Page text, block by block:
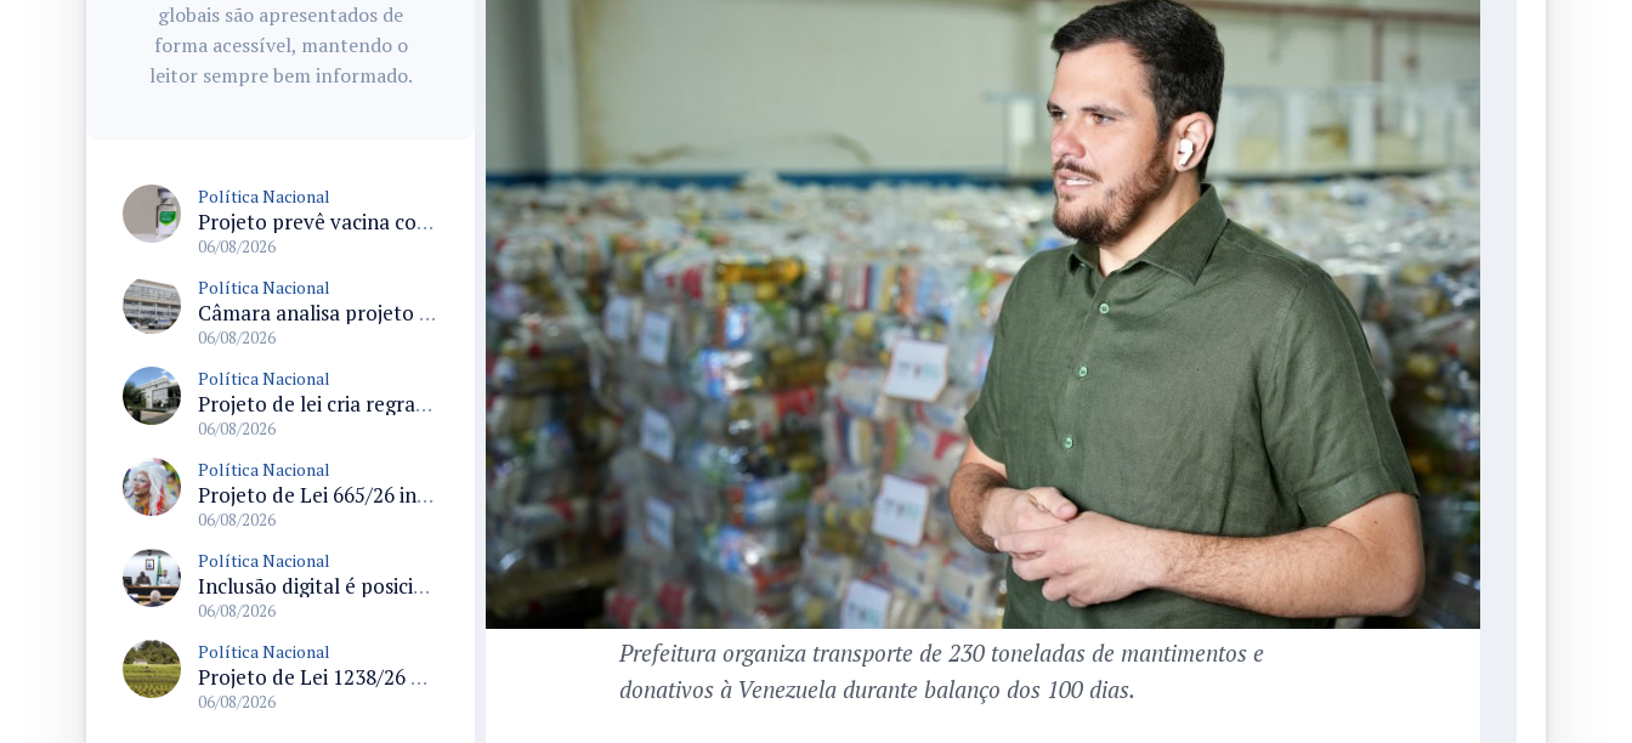
globais são apresentados de
forma acessível, mantendo o
leitor sempre bem informado.
Política Nacional
Projeto prevê vacina contra HPV obrigatória e testes moleculares para rastreamento do câncer do colo do útero
06/08/2026
Política Nacional
Câmara analisa projeto que cria Política Nacional de Qualificação e Valorização da Preceptoria na Residência Médica
06/08/2026
Política Nacional
Projeto de lei cria regras para punir litigância abusiva reversa e integrar sistemas do Judiciário
06/08/2026
Política Nacional
Projeto de Lei 665/26 institui política nacional para prevenção ao transfeminicídio e prevê medidas de proteção e reparação
06/08/2026
Política Nacional
Inclusão digital é posicionada como pilar essencial da reurbanização de favelas e periferias
06/08/2026
Política Nacional
Projeto de Lei 1238/26 propõe validação automática do Cadastro Ambiental Rural para imóveis de até quatro módulos fiscais
06/08/2026
Prefeitura organiza transporte de 230 toneladas de mantimentos e
donativos à Venezuela durante balanço dos 100 dias.